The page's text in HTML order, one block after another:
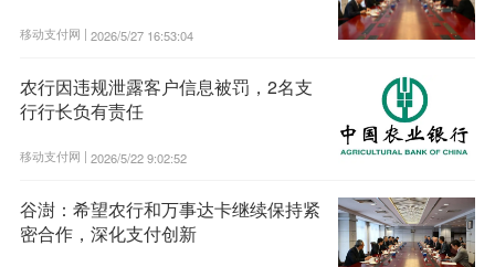
移动支付网 | 2026/5/27 16:53:04
农行因违规泄露客户信息被罚，2名支
行行长负有责任
移动支付网 | 2026/5/22 9:02:52
谷澍：希望农行和万事达卡继续保持紧
密合作，深化支付创新